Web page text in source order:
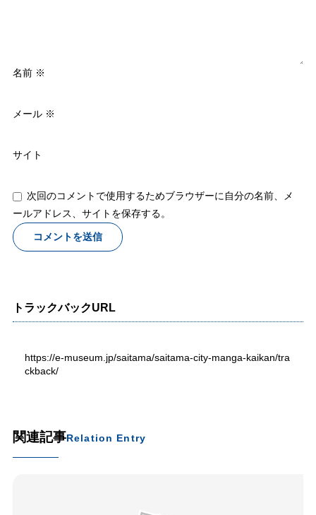
名前 ※
メール ※
サイト
次回のコメントで使用するためブラウザーに自分の名前、メ
ールアドレス、サイトを保存する。
トラックバックURL
https://e-museum.jp/saitama/saitama-city-manga-kaikan/tra
ckback/
関連記事Relation Entry